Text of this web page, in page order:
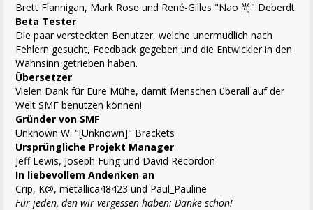
Brett Flannigan, Mark Rose und René-Gilles "Nao 尚" Deberdt
Beta Tester
Die paar versteckten Benutzer, welche unermüdlich nach
Fehlern gesucht, Feedback gegeben und die Entwickler in den
Wahnsinn getrieben haben.
Übersetzer
Vielen Dank für Eure Mühe, damit Menschen überall auf der
Welt SMF benutzen können!
Gründer von SMF
Unknown W. "[Unknown]" Brackets
Ursprüngliche Projekt Manager
Jeff Lewis, Joseph Fung und David Recordon
In liebevollem Andenken an
Crip, K@, metallica48423 und Paul_Pauline
Für jeden, den wir vergessen haben: Danke schön!